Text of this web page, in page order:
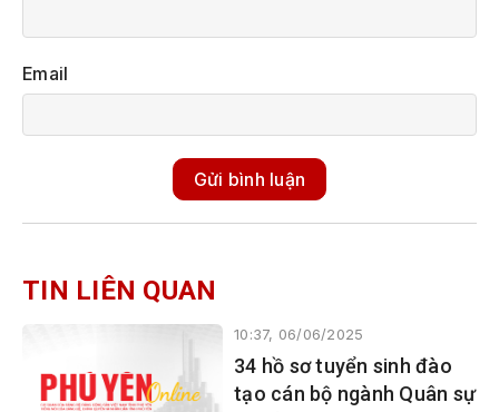
Email
Gửi bình luận
TIN LIÊN QUAN
10:37, 06/06/2025
34 hồ sơ tuyển sinh đào
tạo cán bộ ngành Quân sự